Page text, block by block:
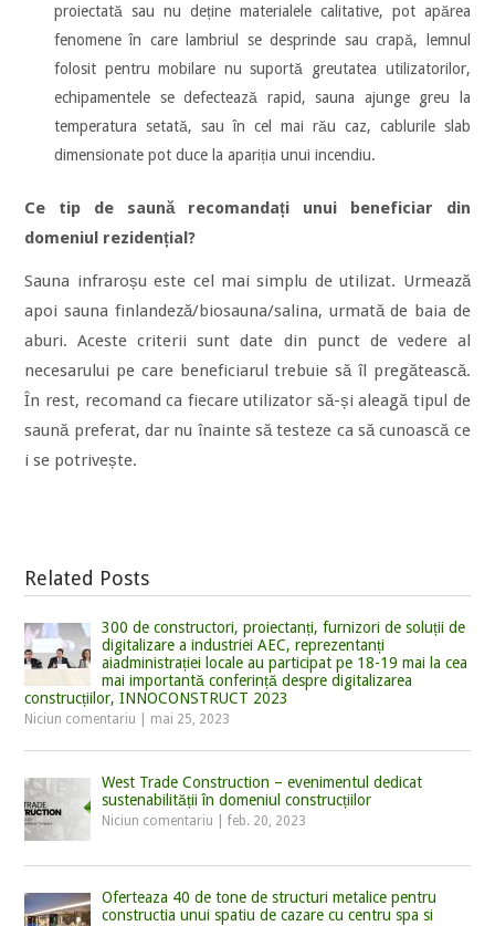
proiectată sau nu deține materialele calitative, pot apărea
fenomene în care lambriul se desprinde sau crapă, lemnul
folosit pentru mobilare nu suportă greutatea utilizatorilor,
echipamentele se defectează rapid, sauna ajunge greu la
temperatura setată, sau în cel mai rău caz, cablurile slab
dimensionate pot duce la apariția unui incendiu.
Ce tip de saună recomandați unui beneficiar din
domeniul rezidențial?
Sauna infraroșu este cel mai simplu de utilizat. Urmează
apoi sauna finlandeză/biosauna/salina, urmată de baia de
aburi. Aceste criterii sunt date din punct de vedere al
necesarului pe care beneficiarul trebuie să îl pregătească.
În rest, recomand ca fiecare utilizator să-și aleagă tipul de
saună preferat, dar nu înainte să testeze ca să cunoască ce
i se potrivește.
Related Posts
300 de constructori, proiectanți, furnizori de soluții de
digitalizare a industriei AEC, reprezentanți
aiadministrației locale au participat pe 18-19 mai la cea
mai importantă conferință despre digitalizarea
construcțiilor, INNOCONSTRUCT 2023
Niciun comentariu mai 25, 2023
West Trade Construction – evenimentul dedicat
sustenabilității în domeniul construcțiilor
Niciun comentariu |feb. 20, 2023
Oferteaza 40 de tone de structuri metalice pentru
constructia unui spatiu de cazare cu centru spa si